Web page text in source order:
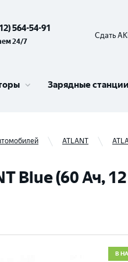
564-54-91
24/7
Сдать
Зарядные
ATLANT
Blue (60 Ач,
В